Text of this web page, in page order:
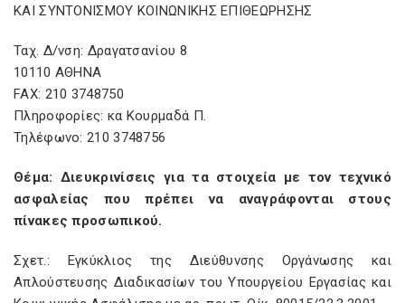
ΚΑΙ ΣΥΝΤΟΝΙΣΜΟΥ ΚΟΙΝΩΝΙΚΗΣ ΕΠΙΘΕΩΡΗΣΗΣ
Ταχ. Δ/νση: Δραγατσανίου 8
10110 ΑΘΗΝΑ
FAX: 210 3748750
Πληροφορίες: κα Κουρμαδά Π.
Τηλέφωνο: 210 3748756
Θέμα: Διευκρινίσεις για τα στοιχεία με τον τεχνικό
ασφαλείας που πρέπει να αναγράφονται στους
πίνακες προσωπικού.
Σχετ.: Εγκύκλιος της Διεύθυνσης Οργάνωσης και
Απλούστευσης Διαδικασίων του Υπουργείου Εργασίας και